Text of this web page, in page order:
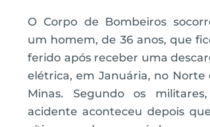
O Corpo de Bombeiros
um homem, de 36 anos, que
ferido após receber uma
elétrica, em Januária, no Norte
Minas. Segundo os
acidente aconteceu depois